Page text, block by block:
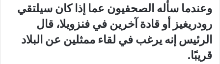
وعندما سأله الصحفيون عما إذا كان سيلتقي
رودريغيز أو قادة آخرين في فنزويلا، قال
الرئيس إنه يرغب في لقاء ممثلين عن البلاد
قريبًا.